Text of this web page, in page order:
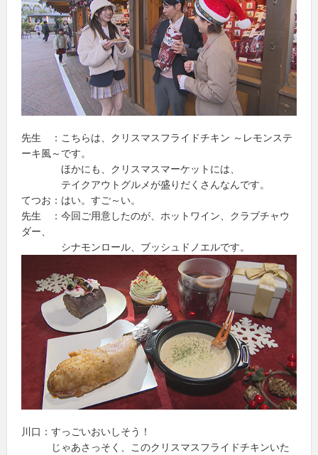
先生 ：こちらは、クリスマスフライドチキン ～レモンステ
ーキ風～です。
ほかにも、クリスマスマーケットには、
テイクアウトグルメが盛りだくさんなんです。
てつお：はい。すご～い。
先生 ：今回ご用意したのが、ホットワイン、クラブチャウ
ダー、
シナモンロール、ブッシュドノエルです。
川口：すっごいおいしそう！
じゃあさっそく、このクリスマスフライドチキンいた